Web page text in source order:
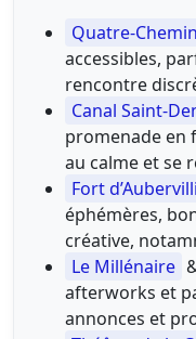
Quatre-
accessibles,
rencontre
Canal Saint-
promenade en
au calme et se
Fort
éphémères,
créative,
Le Millénaire
afterworks et
annonces et